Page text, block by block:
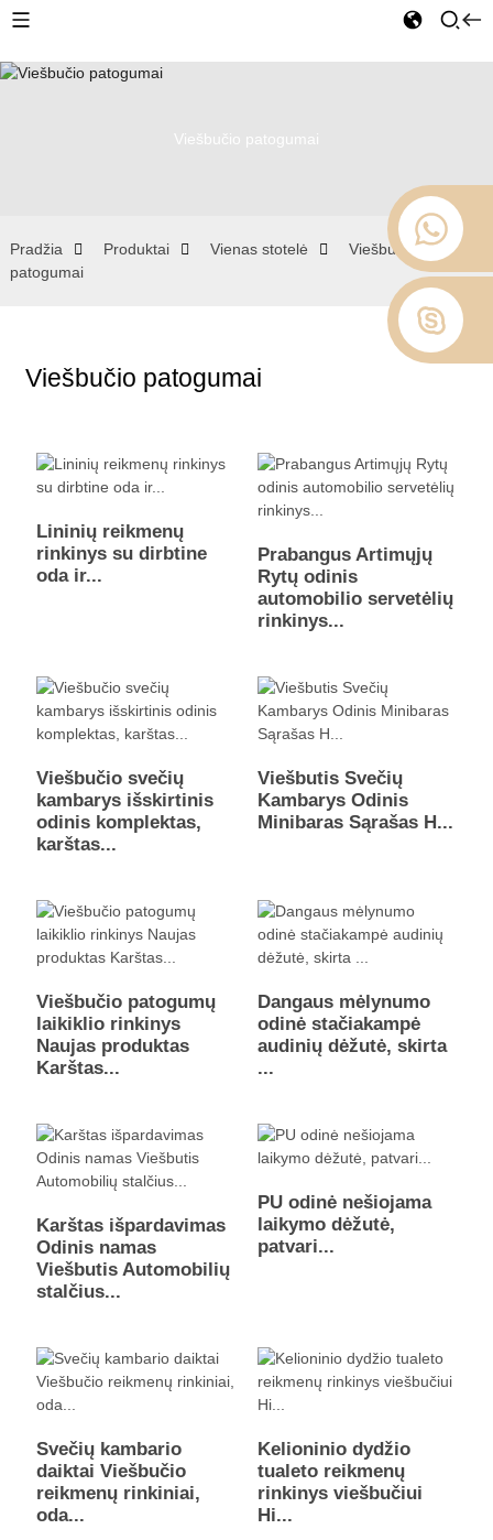
Viešbučio patogumai
Pradžia Produktai Vienas stotelė
Viešbučio
patogumai
Viešbučio patogumai
Lininių reikmenų
rinkinys su dirbtine
oda ir...
Prabangus Artimųjų
Rytų odinis
automobilio servetėlių
rinkinys...
Viešbučio svečių
kambarys išskirtinis
odinis komplektas,
karštas...
Viešbutis Svečių
Kambarys Odinis
Minibaras Sąrašas H...
Viešbučio patogumų
laikiklio rinkinys
Naujas produktas
Karštas...
Dangaus mėlynumo
odinė stačiakampė
audinių dėžutė, skirta
...
Karštas išpardavimas
Odinis namas
Viešbutis Automobilių
stalčius...
PU odinė nešiojama
laikymo dėžutė,
patvari...
Svečių kambario
daiktai Viešbučio
reikmenų rinkiniai,
oda...
Kelioninio dydžio
tualeto reikmenų
rinkinys viešbučiui
Hi...